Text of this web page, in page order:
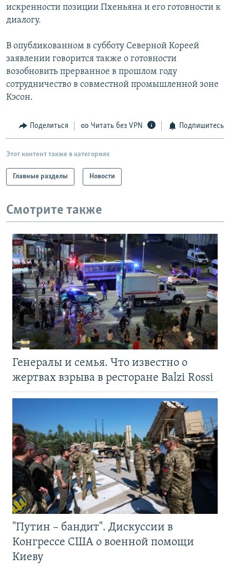
искренности позиции Пхеньяна и его готовности к
диалогу.
В опубликованном в субботу Северной Кореей
заявлении говорится также о готовности
возобновить прерванное в прошлом году
сотрудничество в совместной промышленной зоне
Кэсон.
Поделиться Читать без VPN Подпишитесь
Этот контент также в категориях
Главные разделы Новости
Смотрите также
Генералы и семья. Что известно о
жертвах взрыва в ресторане Balzi Rossi
"Путин – бандит". Дискуссии в
Конгрессе США о военной помощи
Киеву